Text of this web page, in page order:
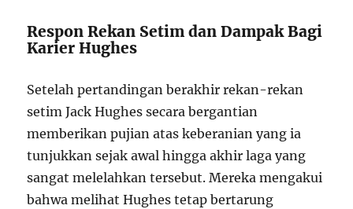
Respon Rekan Setim dan Dampak Bagi
Karier Hughes
Setelah pertandingan berakhir rekan-rekan
setim Jack Hughes secara bergantian
memberikan pujian atas keberanian yang ia
tunjukkan sejak awal hingga akhir laga yang
sangat melelahkan tersebut. Mereka mengakui
bahwa melihat Hughes tetap bertarung